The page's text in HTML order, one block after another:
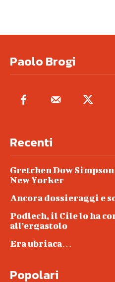
Paolo Brogi
Recenti
Gretchen Dow
New Yorker
Ancora dossieraggi e
Podlech, il Cile lo ha
all’ergastolo
Era ubriaca…
Popolari